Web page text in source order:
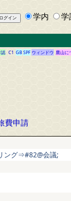
学内
認 C1 GBSPF ウィンドウ 鷹山に
費申請
ング⇒#82@会議;